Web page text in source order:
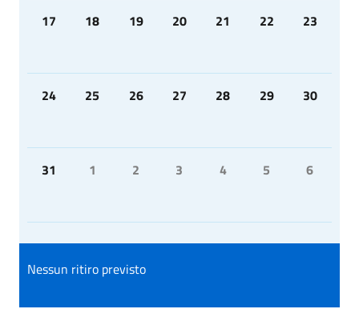
17 18 19 20 21 22 23
24 25 26 27 28 29 30
31 1 2 3 4 5 6
Nessun ritiro previsto